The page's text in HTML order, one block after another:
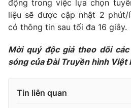
Tư vấn
Emagazine
động trong việc lựa chọn
liệu sẽ được cập nhật 2
có thông tin sau tối đa 16 giây.
Mời quý độc giả theo dõi
sóng của Đài Truyền hình Việt
Tin liên quan